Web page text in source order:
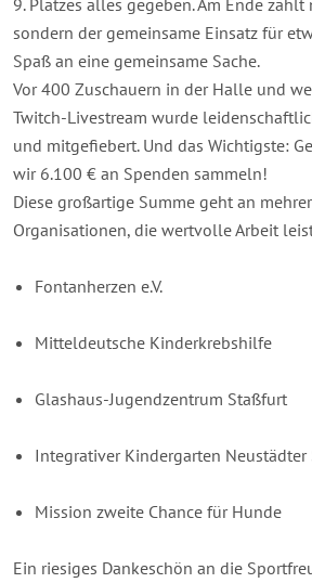
sondern der gemeinsame Einsatz für
Spaß an eine gemeinsame Sache.
Vor 400 Zuschauern in der Halle und
Twitch-Livestream wurde
und mitgefiebert. Und das Wichtigste:
wir 6.100 € an Spenden sammeln!
Diese großartige Summe geht an
Organisationen, die wertvolle Arbeit
Fontanherzen e.V.
Mitteldeutsche Kinderkrebshilfe
Glashaus-Jugendzentrum Staßfurt
Integrativer Kindergarten Neustädter
Mission zweite Chance für Hunde
Ein riesiges Dankeschön an die